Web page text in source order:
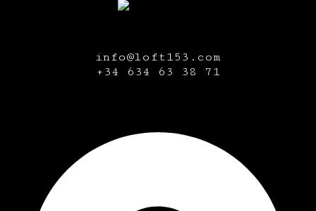
info@loft153.com
+34 634 63 38 71